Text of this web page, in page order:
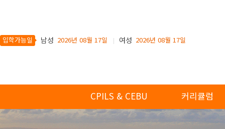
입학가능일 남성 2026년 08월 17일 여성 2026년 08월 17일
CPILS & CEBU 커리큘럼